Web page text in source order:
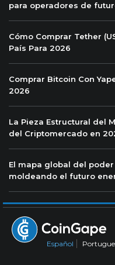
para operadores de
Cómo Comprar Tether
País Para 2026
Comprar Bitcoin Con
2026
La Pieza Estructural del
del Criptomercado en
El mapa global del
moldeando el futuro
Español